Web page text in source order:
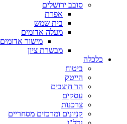
סובב ירושלים
אפרת
בית שמש
מעלה אדומים
מישור אדומים
מבשרת ציון
כלכלה
ביטוח
הייטק
הר חוצבים
עסקים
צרכנות
קניונים ומרכזים מסחריים